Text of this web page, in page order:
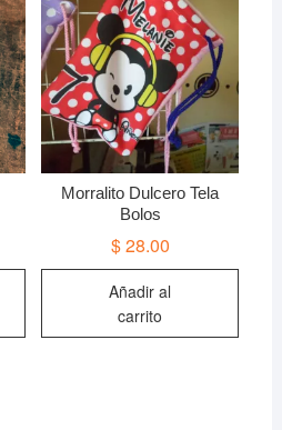
Este
Morralito Dulcero Tela
Bolos
$28.00
Añadir al
carrito